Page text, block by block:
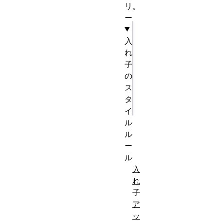
。
リ
ー
入
れ
子
の
ス
タ
イ
ル
ル
ー
ル
入
れ
子
ア
ッ